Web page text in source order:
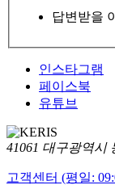
답변받을
인스타그램
페이스북
유튜브
41061 대구광역시
고객센터 (평일: